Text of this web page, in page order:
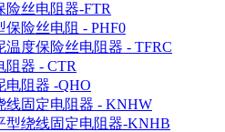
险丝电阻器-FTR
保险丝电阻 - PHF0
温度保险丝电阻器 - TFRC
阻器 - CTR
电阻器 -QHO
线固定电阻器 - KNHW
型绕线固定电阻器-KNHB